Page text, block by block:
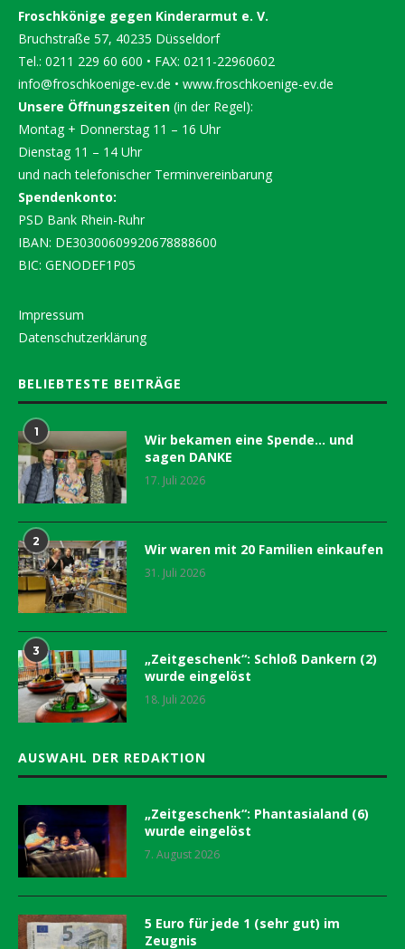
Froschkönige gegen Kinderarmut e. V.
Bruchstraße 57, 40235 Düsseldorf
Tel.: 0211 229 60 600 • FAX: 0211-22960602
info@froschkoenige-ev.de • www.froschkoenige-ev.de
Unsere Öffnungszeiten (in der Regel):
Montag + Donnerstag 11 – 16 Uhr
Dienstag 11 – 14 Uhr
und nach telefonischer Terminvereinbarung
Spendenkonto:
PSD Bank Rhein-Ruhr
IBAN: DE30300609920678888600
BIC: GENODEF1P05
Impressum
Datenschutzerklärung
BELIEBTESTE BEITRÄGE
1
Wir bekamen eine Spende… und
sagen DANKE
17. Juli 2026
2 Wir waren mit 20 Familien einkaufen
31. Juli 2026
3
„Zeitgeschenk“: Schloß Dankern (2)
wurde eingelöst
18. Juli 2026
AUSWAHL DER REDAKTION
„Zeitgeschenk“: Phantasialand (6)
wurde eingelöst
7. August 2026
5 Euro für jede 1 (sehr gut) im
Zeugnis